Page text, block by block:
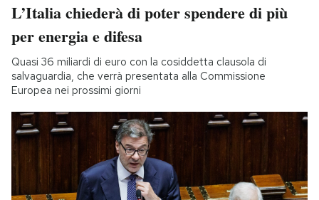
L’Italia chiederà di poter spendere di più
per energia e difesa
Quasi 36 miliardi di euro con la cosiddetta clausola di
salvaguardia, che verrà presentata alla Commissione
Europea nei prossimi giorni